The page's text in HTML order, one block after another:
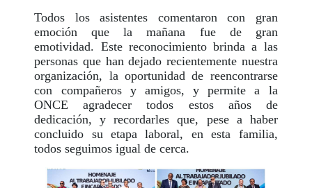
Todos los asistentes comentaron con gran
emoción que la mañana fue de gran
emotividad. Este reconocimiento brinda a las
personas que han dejado recientemente nuestra
organización, la oportunidad de reencontrarse
con compañeros y amigos, y permite a la
ONCE agradecer todos estos años de
dedicación, y recordarles que, pese a haber
concluido su etapa laboral, en esta familia,
todos seguimos igual de cerca.